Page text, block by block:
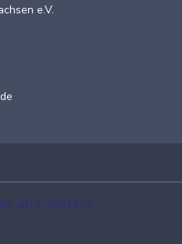
e.V.